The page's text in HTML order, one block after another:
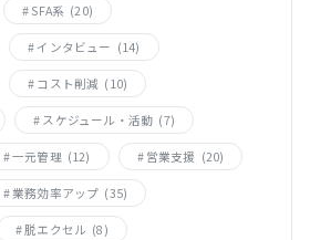
SFA系 (20)
インタビュー (14)
コスト削減 (10)
スケジュール・活動 (7)
一元管理 (12) 営業支援 (20)
業務効率アップ (35)
脱エクセル (8)